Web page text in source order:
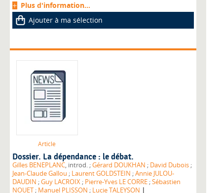
Plus d'information...
Ajouter à ma sélection
Article
Dossier. La dépendance : le débat.
Gilles BENEPLANC , introd. ;Gérard DOUKHAN ; David Dubois ;
Jean-Claude Gallou ; Laurent GOLDSTEIN ;Annie JULOU-
DAUDIN ;Guy LACROIX ; Pierre-Yves LE CORRE ;Sébastien
NOUET ; Manuel PLISSON ; Lucie TALEYSON |